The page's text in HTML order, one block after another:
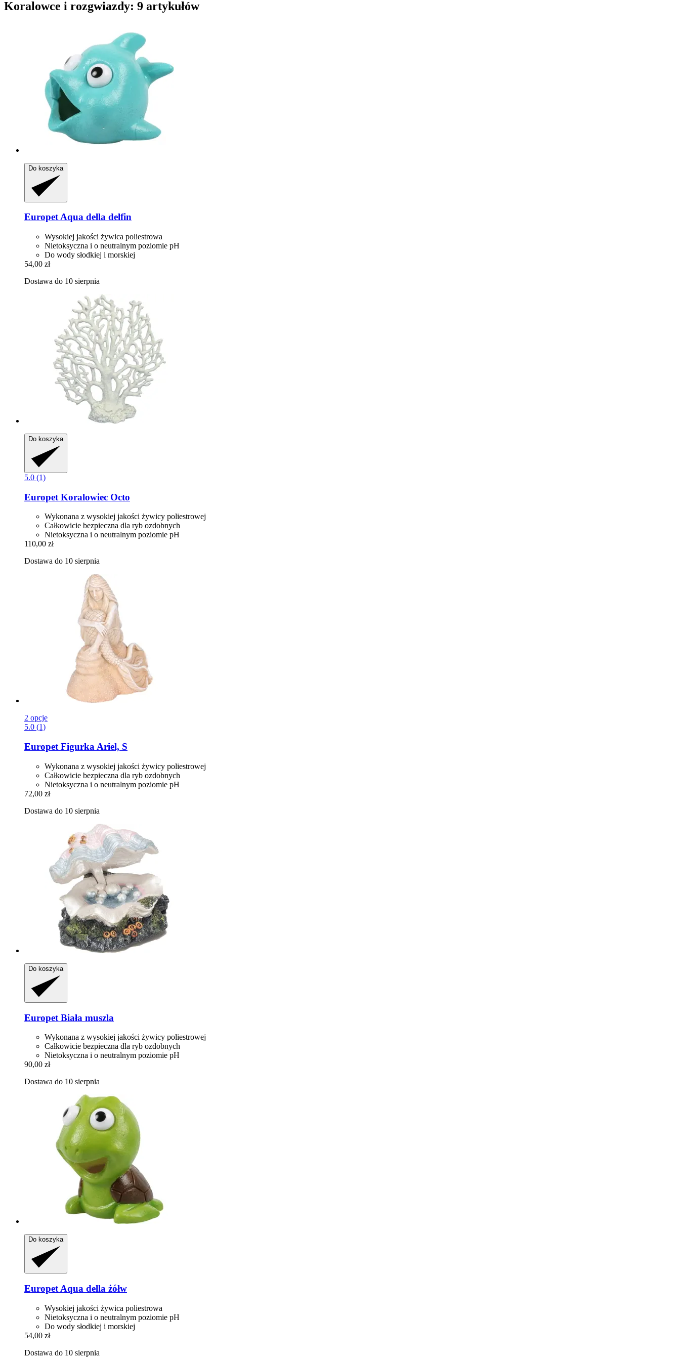
Koralowce i rozgwiazdy: 9 artykułów
Do koszyka
EuropetAqua della delfin
Wysokiej jakości żywica poliestrowa
Nietoksyczna i o neutralnym poziomie pH
Do wody słodkiej i morskiej
54,00 zł
Dostawa do 10 sierpnia
Do koszyka
5.0 (1)
Europet Koralowiec Octo
Wykonana z wysokiej jakości żywicy poliestrowej
Całkowicie bezpieczna dla ryb ozdobnych
Nietoksyczna i o neutralnym poziomie pH
110,00 zł
Dostawa do 10 sierpnia
2 opcje
5.0 (1)
Europet Figurka Ariel, S
Wykonana z wysokiej jakości żywicy poliestrowej
Całkowicie bezpieczna dla ryb ozdobnych
Nietoksyczna i o neutralnym poziomie pH
72,00 zł
Dostawa do 10 sierpnia
Do koszyka
Europet Biała muszla
Wykonana z wysokiej jakości żywicy poliestrowej
Całkowicie bezpieczna dla ryb ozdobnych
Nietoksyczna i o neutralnym poziomie pH
90,00 zł
Dostawa do 10 sierpnia
Do koszyka
Europet Aqua della żółw
Wysokiej jakości żywica poliestrowa
Nietoksyczna i o neutralnym poziomie pH
Do wody słodkiej i morskiej
54,00 zł
Dostawa do 10 sierpnia